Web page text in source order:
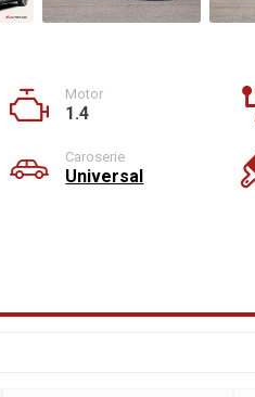
Motor
1.4
Caroserie
Universal